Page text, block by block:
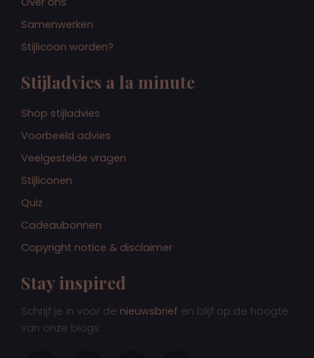
Samenwerken
Stijlicoon worden?
Stijladvies a la minute
Shop stijladvies
Voorbeeld advies
Veelgestelde vragen
Stijliconen
Quiz
Cadeaubonnen
Copyright notice & disclaimer
Stay inspired
Schrijf je in voor de nieuwsbrief en blijf op de hoogte
van onze blogs